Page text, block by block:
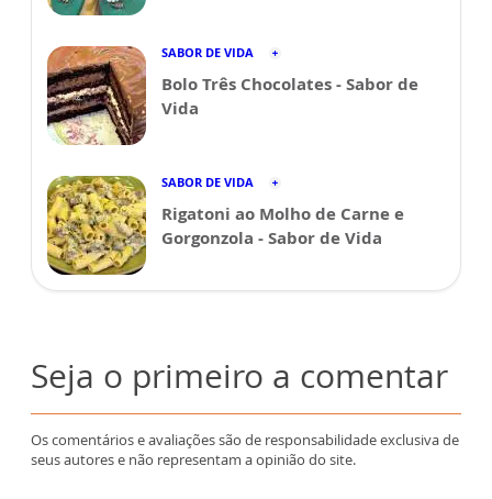
SABOR DE VIDA
Bolo Três Chocolates - Sabor de
Vida
SABOR DE VIDA
Rigatoni ao Molho de Carne e
Gorgonzola - Sabor de Vida
Seja o primeiro a comentar
Os comentários e avaliações são de responsabilidade exclusiva de
seus autores e não representam a opinião do site.